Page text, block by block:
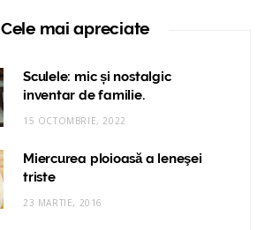
Cele mai apreciate
Sculele: mic și nostalgic
inventar de familie.
15 OCTOMBRIE, 2022
Miercurea ploioasă a leneşei
triste
23 MARTIE, 2016